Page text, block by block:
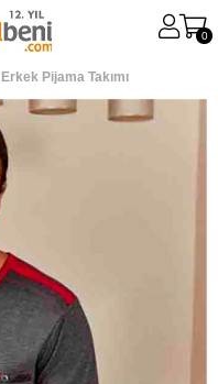
0
Pijama Takımı